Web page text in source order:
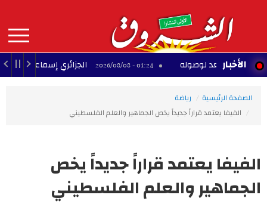
contenu
principal
MAIN
NAVIGATION الأخبار
تستعد لوصوله 01:24 - 2026/08/08 الجزائري إسماعيل بن ناصر يودع
الصفحة الرئيسية
رياضة
الفيفا يعتمد قراراً جديداً يخص الجماهير والعلم الفلسطيني
الفيفا يعتمد قراراً جديداً يخص
الجماهير والعلم الفلسطيني